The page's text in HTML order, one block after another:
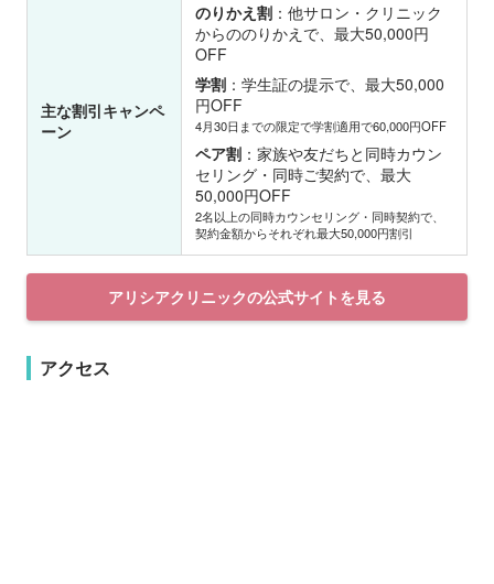
主な割引キャンペ
ーン
のりかえ割 ：他サロン・クリニック
からののりかえで、最大50,000円
OFF
学割 ：学生証の提示で、最大50,000
円OFF
4月30日までの限定で学割適用で60,000円OFF
ペア割 ：家族や友だちと同時カウン
セリング・同時ご契約で、最大
50,000円OFF
2名以上の同時カウンセリング・同時契約で、
契約金額からそれぞれ最大50,000円割引
アリシアクリニックの公式サイトを見る
アクセス